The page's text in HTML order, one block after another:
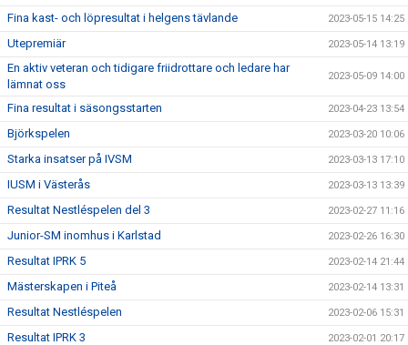
Fina kast- och löpresultat i helgens tävlande 2023-05-15 14:25
Utepremiär 2023-05-14 13:19
En aktiv veteran och tidigare friidrottare och ledare har
lämnat oss
2023-05-09 14:00
Fina resultat i säsongsstarten 2023-04-23 13:54
Björkspelen 2023-03-20 10:06
Starka insatser på IVSM 2023-03-13 17:10
IUSM i Västerås 2023-03-13 13:39
Resultat Nestléspelen del 3 2023-02-27 11:16
Junior-SM inomhus i Karlstad 2023-02-26 16:30
Resultat IPRK 5 2023-02-14 21:44
Mästerskapen i Piteå 2023-02-14 13:31
Resultat Nestléspelen 2023-02-06 15:31
Resultat IPRK 3 2023-02-01 20:17